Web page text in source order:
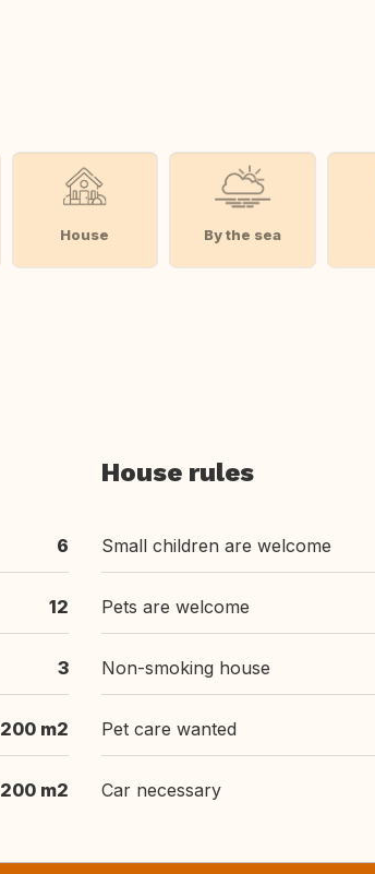
House By the sea
6
12
3
200 m2
200 m2
House rules
Small children are welcome
Pets are welcome
Non-smoking house
Pet care wanted
Car necessary